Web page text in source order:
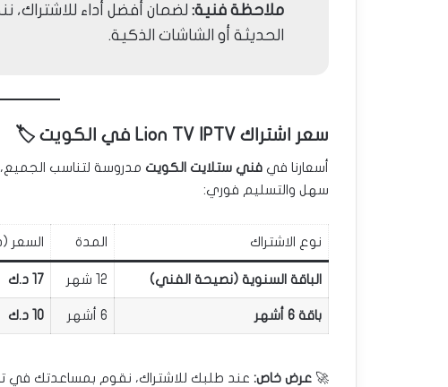
ملاحظة فنية: لضمان أفضل أداء
الحديثة أو الشاشات الذكية.
سعر اشتراك Lion TV IPTV في الكويت 🏷️
أسعارنا في فني ستلايت الكويت مدروسة لتناسب
سهل والتسليم فوري:
نوع الاشتراك المدة السعر
الباقة السنوية (نصيحة الفني) 12 شهر 17 د.ك
باقة 6 أشهر 6 أشهر 10 د.ك
🚀 عرض خاص: عند طلبك للاشتراك، نقوم بمساعدتك في